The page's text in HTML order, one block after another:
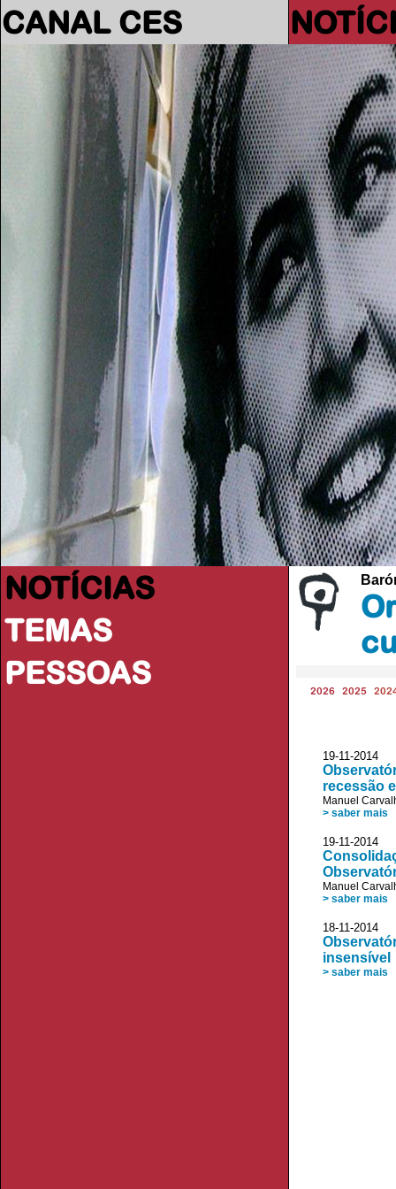
CANAL CES
NOTÍCIAS
TEMAS
PESSOAS
2026 2025
19-11-
recessão
Manuel
> saber mais
19-11-
Manuel
> saber mais
18-11-
insensível
> saber mais